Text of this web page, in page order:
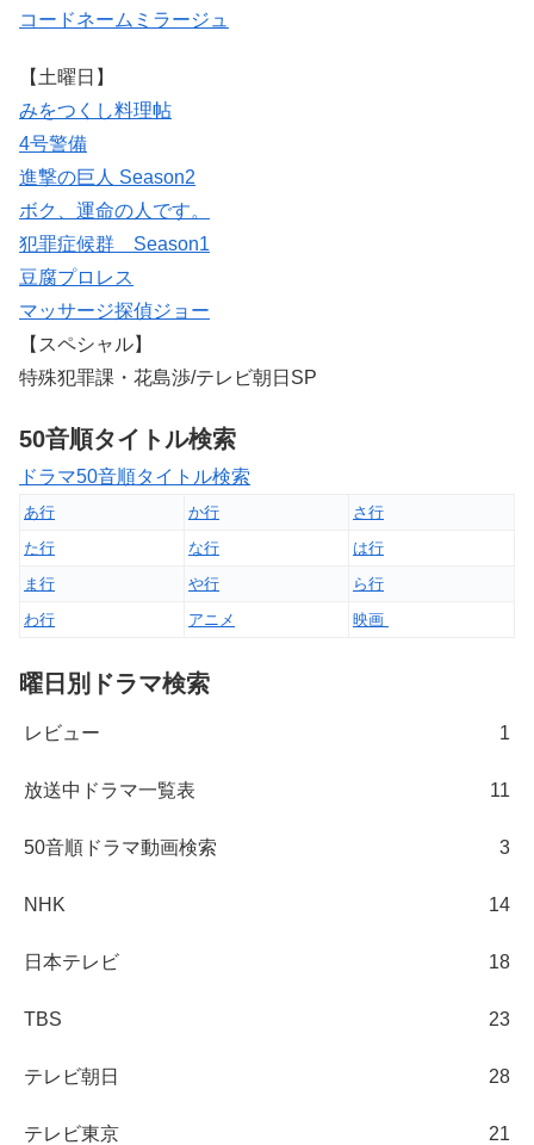
コードネームミラージュ
【土曜日】
みをつくし料理帖
4号警備
進撃の巨人 Season2
ボク、運命の人です。
犯罪症候群 Season1
豆腐プロレス
マッサージ探偵ジョー
【スペシャル】
特殊犯罪課・花島渉/テレビ朝日SP
50音順タイトル検索
ドラマ50音順タイトル検索
あ行 か行
さ行
た行
な行
は行
ま行
や行
ら行
わ行
アニメ 映画
曜日別ドラマ検索
レビュー 1
放送中ドラマ一覧表 11
50音順ドラマ動画検索 3
NHK 14
日本テレビ 18
TBS 23
テレビ朝日 28
テレビ東京 21